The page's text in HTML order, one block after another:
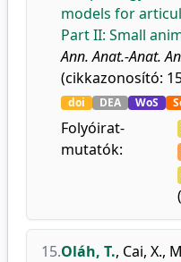
models for
Part II: Small
Ann. Anat.-Anat.
(cikkazonosító:
doi DEA WoS
Folyóirat-
mutatók:
15.Oláh, T., Cai, X.,